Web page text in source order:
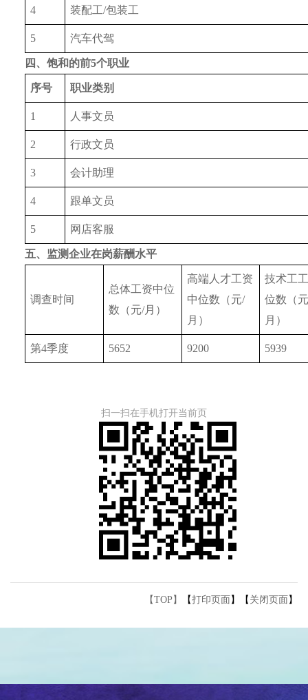
4 装配工/包装工
5 汽车代驾
四、 饱和的前5个职业
序号 职业类别
1 人事文员
2 行政文员
3 会计助理
4 跟单文员
5 网店客服
五、 监测企业在岗薪酬水平
调查时间
总体工资中位
数（元/月）
高端人才工资
中位数（元/
月）
技术工
位数（
月）
第4季度 5652 9200 5939
扫一扫在手机打开当前页
【TOP】 【打印页面 】【 关闭页面 】